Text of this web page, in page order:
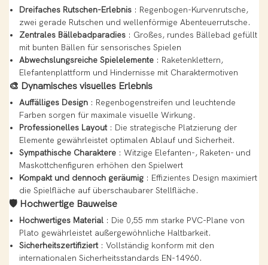
Dreifaches Rutschen-Erlebnis: Regenbogen-Kurvenrutsche,
zwei gerade Rutschen und wellenförmige Abenteuerrutsche.
Zentrales Bällebadparadies: Großes, rundes Bällebad gefüllt
mit bunten Bällen für sensorisches Spielen
Abwechslungsreiche Spielelemente: Raketenklettern,
Elefantenplattform und Hindernisse mit Charaktermotiven
🎨 Dynamisches visuelles Erlebnis
Auffälliges Design: Regenbogenstreifen und leuchtende
Farben sorgen für maximale visuelle Wirkung.
Professionelles Layout: Die strategische Platzierung der
Elemente gewährleistet optimalen Ablauf und Sicherheit.
Sympathische Charaktere: Witzige Elefanten-, Raketen- und
Maskottchenfiguren erhöhen den Spielwert
Kompakt und dennoch geräumig: Effizientes Design maximiert
die Spielfläche auf überschaubarer Stellfläche.
🛡️ Hochwertige Bauweise
Hochwertiges Material: Die 0,55 mm starke PVC-Plane von
Plato gewährleistet außergewöhnliche Haltbarkeit.
Sicherheitszertifiziert: Vollständig konform mit den
internationalen Sicherheitsstandards EN-14960.